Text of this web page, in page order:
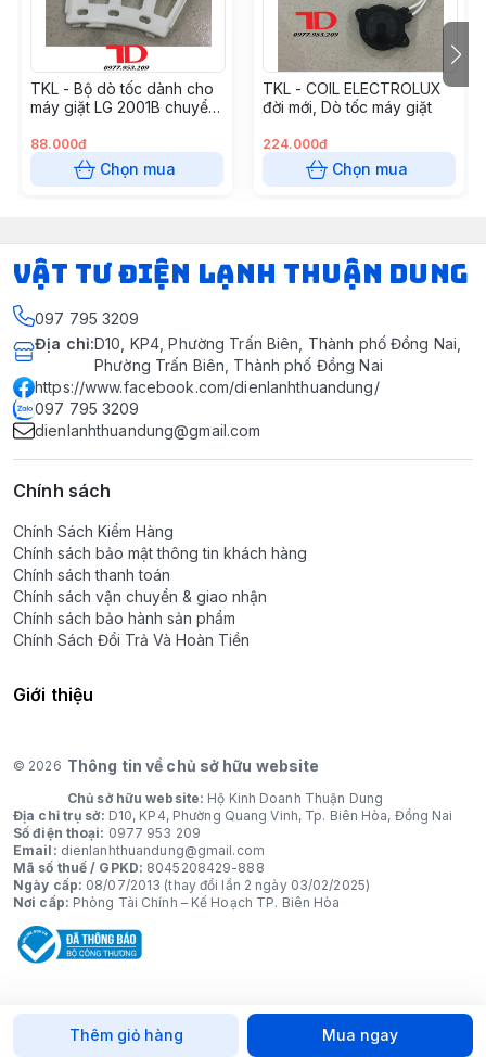
Thêm giỏ hàng Mua ngay
TKL - Bộ dò tốc dành cho
máy giặt LG 2001B chuyển
88.000đ
Chọn mua
TKL - COIL ELECTROLUX
đời mới, Dò tốc máy giặt
224.000đ
Chọn mua
VẬT TƯ ĐIỆN LẠNH THUẬN DUNG
097 795 3209
Địa chỉ:D10, KP4, Phường Trấn Biên, Thành phố Đồng Nai,
Phường Trấn Biên, Thành phố Đồng Nai
https://www.facebook.com/dienlanhthuandung/
097 795 3209
dienlanhthuandung@gmail.com
Chính sách
Chính Sách Kiểm Hàng
Chính sách bảo mật thông tin khách hàng
Chính sách thanh toán
Chính sách vận chuyển & giao nhận
Chính sách bảo hành sản phẩm
Chính Sách Đổi Trả Và Hoàn Tiền
Giới thiệu
© 2026 Thông tin về chủ sở hữu website
Chủ sở hữu website: Hộ Kinh Doanh Thuận Dung
Địa chỉ trụ sở: D10, KP4, Phường Quang Vinh, Tp. Biên Hòa, Đồng Nai
Số điện thoại: 0977 953 209
Email: dienlanhthuandung@gmail.com
Mã số thuế / GPKD: 8045208429-888
Ngày cấp: 08/07/2013 (thay đổi lần 2 ngày 03/02/2025)
Nơi cấp: Phòng Tài Chính – Kế Hoạch TP. Biên Hòa